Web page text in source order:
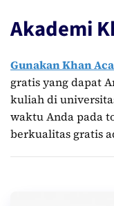
Akademi
Gunakan Khan
gratis yang dapat
kuliah di
waktu Anda pada
berkualitas gratis